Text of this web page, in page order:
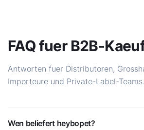
FAQ fuer B2B-
Antworten fuer Distributoren,
Importeure und Private-Label-Teams.
Wen beliefert heybopet?